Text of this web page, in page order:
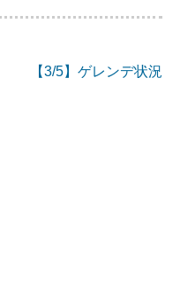
【3/5】ゲレンデ状況